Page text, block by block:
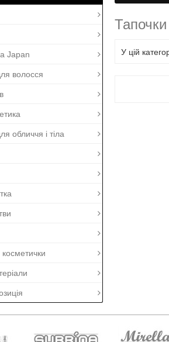
Japan
волосся
обличчя і тіла
Тапочки
У цій